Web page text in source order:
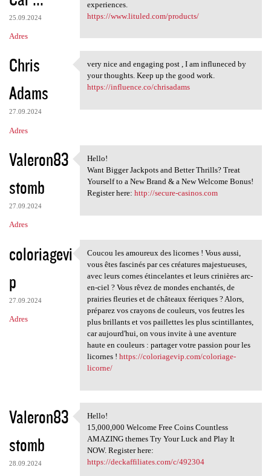
25.09.2024
Adres
experiences.
https://www.lituled.com/products/
Chris
Adams
27.09.2024
Adres
very nice and engaging post ,
very nice and engaging post , I am influneced by
your thoughts. Keep up the good work.
https://influence.co/chrisadams
Valeron83
stomb
27.09.2024
Adres
Hello!
Hello!
Want Bigger Jackpots and Better Thrills? Treat
Yourself to a New Brand & a New Welcome Bonus!
Register here: http://secure-casinos.com
coloriagevi
p
27.09.2024
Adres
Coucou les amoureux des
Coucou les amoureux des licornes ! Vous aussi,
vous êtes fascinés par ces créatures majestueuses,
avec leurs cornes étincelantes et leurs crinières arc-
en-ciel ? Vous rêvez de mondes enchantés, de
prairies fleuries et de châteaux féeriques ? Alors,
préparez vos crayons de couleurs, vos feutres les
plus brillants et vos paillettes les plus scintillantes,
car aujourd'hui, on vous invite à une aventure
haute en couleurs : partager votre passion pour les
licornes ! https://coloriagevip.com/coloriage-
licorne/
Valeron83
stomb
28.09.2024
Hello!
Hello!
15,000,000 Welcome Free Coins Countless
AMAZING themes Try Your Luck and Play It
NOW. Register here:
https://deckaffiliates.com/c/492304